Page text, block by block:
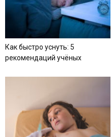
Как быстро уснуть: 5
рекомендаций учёных